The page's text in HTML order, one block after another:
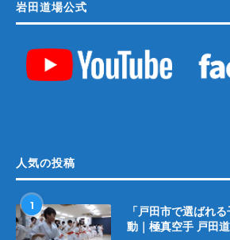
岩田道場公式
人気の投稿
1
「戸田市で選ばれ
動｜極真空手 戸田道